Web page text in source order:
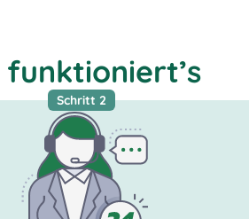
funktioniert’s
Schritt 2